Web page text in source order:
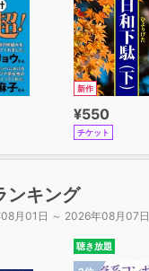
新作
¥550
チケット
ンキング
月01日 ～ 2026年08月07日
聴き放題